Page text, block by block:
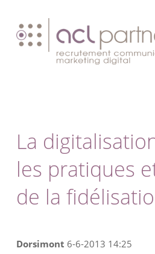
La
les pratiques
de la
Dorsimont 6-6-2013 14:25